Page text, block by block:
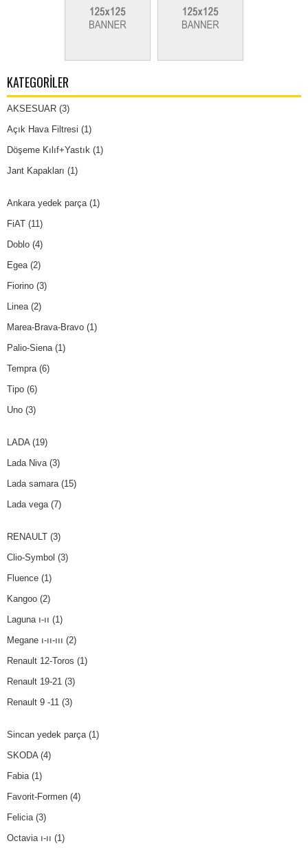
KATEGORILER
AKSESUAR (3)
Açık Hava Filtresi (1)
Döşeme Kılıf+Yastık (1)
Jant Kapakları (1)
Ankara yedek parça(1)
FiAT (11)
Doblo (4)
Egea(2)
Fiorino (3)
Linea(2)
Marea-Brava-Bravo (1)
Palio-Siena(1)
Tempra(6)
Tipo (6)
Uno (3)
LADA(19)
Lada Niva(3)
Lada samara(15)
Lada vega(7)
RENAULT (3)
Clio-Symbol (3)
Fluence (1)
Kangoo (2)
Laguna ı-ıı (1)
Megane ı-ıı-ııı (2)
Renault 12-Toros (1)
Renault 19-21 (3)
Renault 9 -11 (3)
Sincan yedek parça(1)
SKODA(4)
Fabia(1)
Favorit-Formen (4)
Felicia(3)
Octavia ı-ıı (1)